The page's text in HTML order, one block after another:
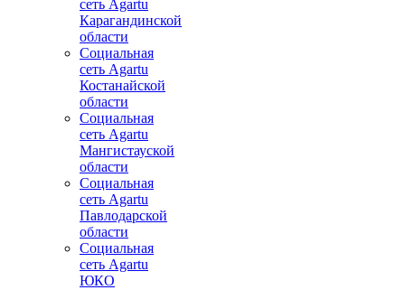
сеть Agartu
Карагандинской
области
Социальная
сеть Agartu
Костанайской
области
Социальная
сеть Agartu
Мангистауской
области
Социальная
сеть Agartu
Павлодарской
области
Социальная
сеть Agartu
ЮКО